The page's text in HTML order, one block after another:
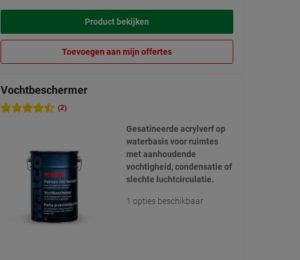
Product bekijken
Toevoegen aan mijn offertes
Vochtbeschermer
(2)
Gesatineerde acrylverf op
waterbasis voor ruimtes
met aanhoudende
vochtigheid, condensatie of
slechte luchtcirculatie.
1 opties beschikbaar